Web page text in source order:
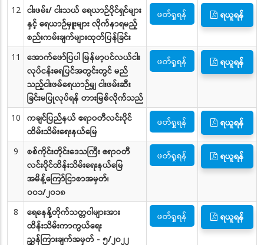
12
ငါးဖမ်း/ ငါးသယ် ရေယာဉ်ပိုင်ရှင်များ
နှင့် ရေယာဉ်မှူးများ လိုက်နာရမည့်
စည်းကမ်းချက်များထုတ်ပြန်ခြင်း
ဖတ်ရှုရန် ရယူရန်
11
အောက်ဖော်ပြပါ မြန်မာ့ပင်လယ်ငါး
လုပ်ငန်းရေပြင်အတွင်းတွင် မည်
သည့်ငါးဖမ်ရေယာဉ်မျှ ငါးဖမ်းဆီး
ခြင်းမပြုလုပ်ရန် တားမြစ်လိုက်သည်
ဖတ်ရှုရန် ရယူရန်
10
ကချင်ပြည်နယ် ဧရာဝတီလင်းပိုင်
ထိမ်းသိမ်းရေးနယ်မြေ
ဖတ်ရှုရန် ရယူရန်
9
စစ်ကိုင်းတိုင်းဒေသကြီး ဧရာဝတီ
လင်းပိုင်ထိန်းသိမ်းရေးနယ်မြေ
အမိန့်ကြော်ငြာစာအမှတ်၊
၀၀၁/၂၀၁၈
ဖတ်ရှုရန် ရယူရန်
8
ရေနေနို့တိုက်သတ္တဝါများအား
ထိန်းသိမ်းကာကွယ်ရေး
ညွှန်ကြားချက်အမှတ် - ၅/၂၀၂၂
ဖတ်ရှုရန် ရယူရန်